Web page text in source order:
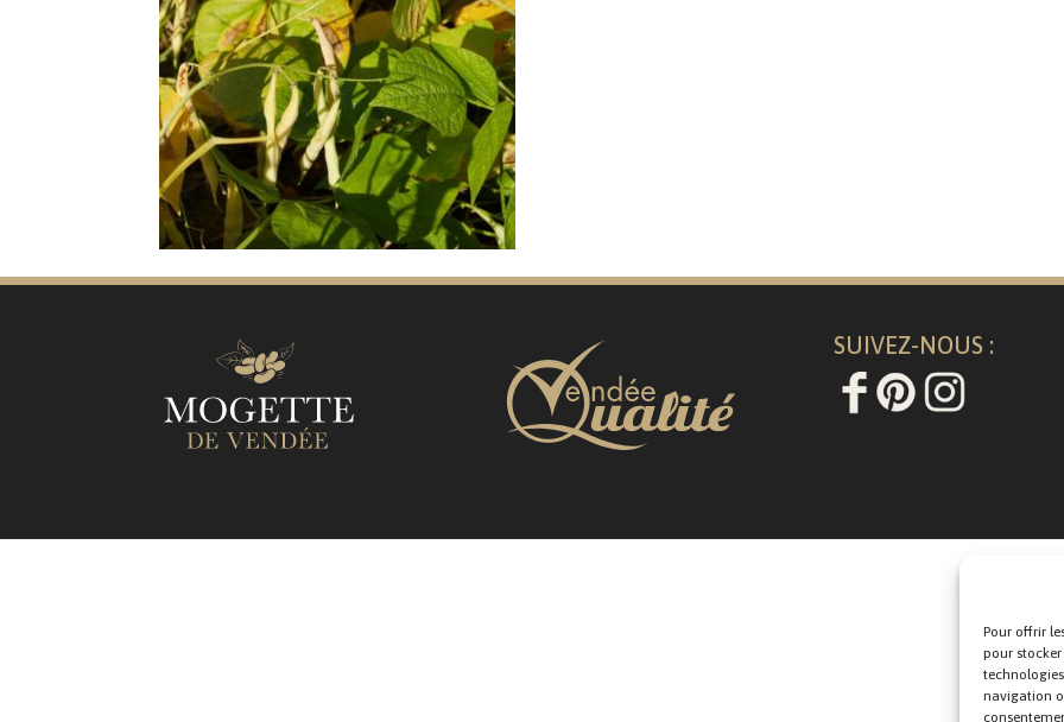
Pour offrir
pour
navigation
SUIVEZ-NOUS :